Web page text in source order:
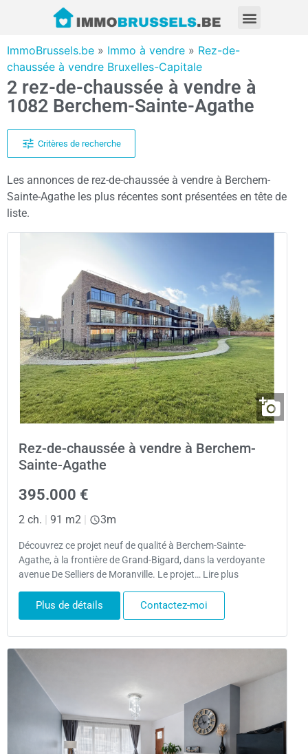
ImmoBrussels.be » Immo à vendre » Rez-de-
chaussée à vendre Bruxelles-Capitale
2 rez-de-chaussée à vendre à
1082 Berchem-Sainte-Agathe
Critères de recherche
Les annonces de rez-de-chaussée à vendre à Berchem-
Sainte-Agathe les plus récentes sont présentées en tête de
liste.
Rez-de-chaussée à vendre à Berchem-
Sainte-Agathe
395.000 €
2 ch. 91 m2 3m
Découvrez ce projet neuf de qualité à Berchem-Sainte-
Agathe, à la frontière de Grand-Bigard, dans la verdoyante
avenue De Selliers de Moranville. Le projet… Lire plus
Plus de détails Contactez-moi